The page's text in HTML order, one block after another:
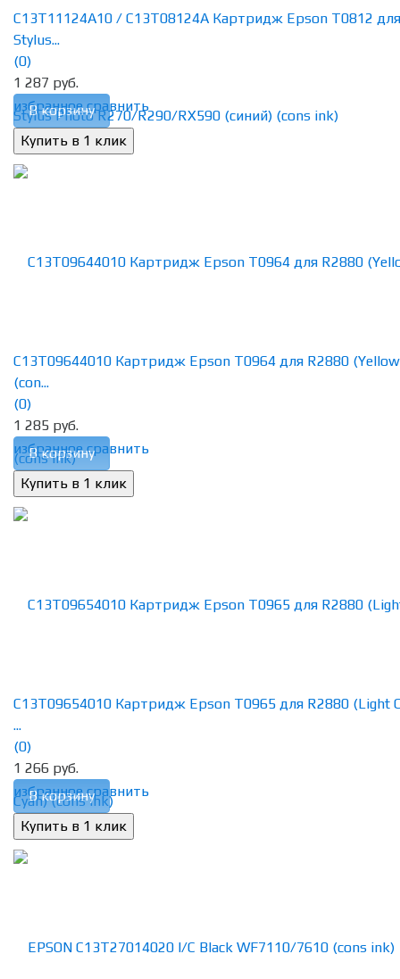
избранное сравнить
C13T11124A10 / C13T08124A Картридж Epson T0812 для
Stylus...
(0)
1 287 руб.
В корзину
избранное сравнить
C13T09644010 Картридж Epson T0964 для R2880
(con...
(0)
1 285 руб.
В корзину
избранное сравнить
C13T09654010 Картридж Epson T0965 для R2880 (Light
...
(0)
1 266 руб.
В корзину